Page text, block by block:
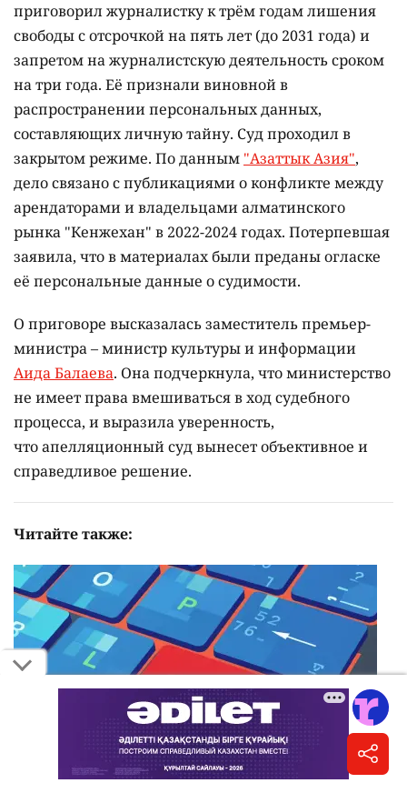
приговорил журналистку к трём годам лишения
свободы с отсрочкой на пять лет (до 2031 года) и
запретом на журналистскую деятельность сроком
на три года. Её признали виновной в
распространении персональных данных,
составляющих личную тайну. Суд проходил в
закрытом режиме. По данным "Азаттык Азия",
дело связано с публикациями о конфликте между
арендаторами и владельцами алматинского
рынка "Кенжехан" в 2022-2024 годах. Потерпевшая
заявила, что в материалах были преданы огласке
её персональные данные о судимости.
О приговоре высказалась заместитель премьер-
министра – министр культуры и информации
Аида Балаева. Она подчеркнула, что министерство
не имеет права вмешиваться в ход судебного
процесса, и выразила уверенность,
что апелляционный суд вынесет объективное и
справедливое решение.
Читайте также:
Приговор журналистке вновь поставил вопрос о